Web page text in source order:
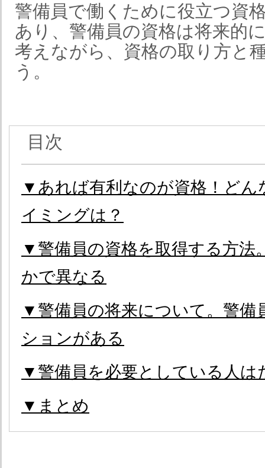
警備員で働くために役立つ資
あり、警備員の資格は将来的
考えながら、資格の取り方と
う。
目次
▼あれば有利なのが資格！どん
イミングは？
▼警備員の資格を取得する方法
かで異なる
▼警備員の将来について。警備
ションがある
▼警備員を必要としている人は
▼まとめ